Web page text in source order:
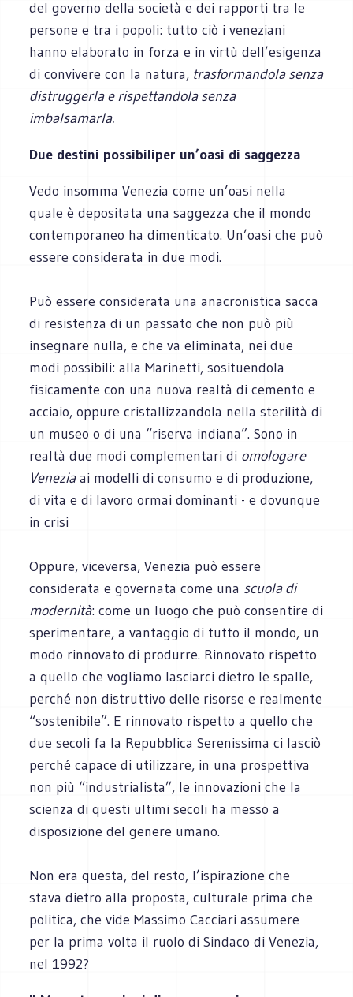
del governo della società e dei rapporti tra le
persone e tra i popoli: tutto ciò i veneziani
hanno elaborato in forza e in virtù dell’esigenza
di convivere con la natura, trasformandola senza
distruggerla e rispettandola senza
imbalsamarla.
Due destini possibiliper un’oasi di saggezza
Vedo insomma Venezia come un’oasi nella
quale è depositata una saggezza che il mondo
contemporaneo ha dimenticato. Un’oasi che può
essere considerata in due modi.
Può essere considerata una anacronistica sacca
di resistenza di un passato che non può più
insegnare nulla, e che va eliminata, nei due
modi possibili: alla Marinetti, sosituendola
fisicamente con una nuova realtà di cemento e
acciaio, oppure cristallizzandola nella sterilità di
un museo o di una “riserva indiana”. Sono in
realtà due modi complementari di omologare
Veneziaai modelli di consumo e di produzione,
di vita e di lavoro ormai dominanti - e dovunque
in crisi
Oppure, viceversa, Venezia può essere
considerata e governata come una scuola di
modernità: come un luogo che può consentire di
sperimentare, a vantaggio di tutto il mondo, un
modo rinnovato di produrre. Rinnovato rispetto
a quello che vogliamo lasciarci dietro le spalle,
perché non distruttivo delle risorse e realmente
“sostenibile”. E rinnovato rispetto a quello che
due secoli fa la Repubblica Serenissima ci lasciò
perché capace di utilizzare, in una prospettiva
non più “industrialista”, le innovazioni che la
scienza di questi ultimi secoli ha messo a
disposizione del genere umano.
Non era questa, del resto, l’ispirazione che
stava dietro alla proposta, culturale prima che
politica, che vide Massimo Cacciari assumere
per la prima volta il ruolo di Sindaco di Venezia,
nel 1992?